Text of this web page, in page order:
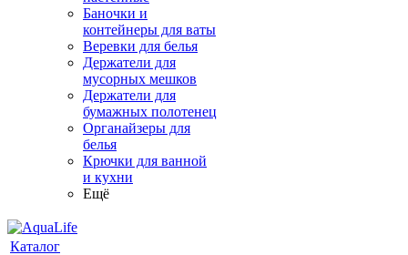
Баночки и
контейнеры для ваты
Веревки для белья
Держатели для
мусорных мешков
Держатели для
бумажных полотенец
Органайзеры для
белья
Крючки для ванной
и кухни
Ещё
Каталог